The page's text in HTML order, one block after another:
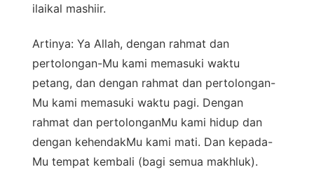
ilaikal mashiir.
Artinya: Ya Allah, dengan rahmat dan
pertolongan-Mu kami memasuki waktu
petang, dan dengan rahmat dan pertolongan-
Mu kami memasuki waktu pagi. Dengan
rahmat dan pertolonganMu kami hidup dan
dengan kehendakMu kami mati. Dan kepada-
Mu tempat kembali (bagi semua makhluk).